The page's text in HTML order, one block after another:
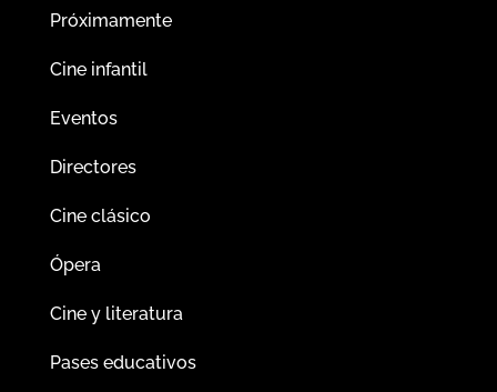
Próximamente
Cine infantil
Eventos
Directores
Cine clásico
Ópera
Cine y literatura
Pases educativos